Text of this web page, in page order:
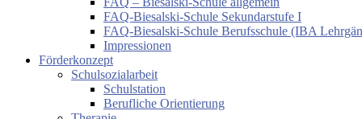
FAQ-Biesalski-Schule Sekundarstufe I
FAQ-Biesalski-Schule Berufsschule (IBA
Impressionen
Förderkonzept
Schulsozialarbeit
Schulstation
Berufliche Orientierung